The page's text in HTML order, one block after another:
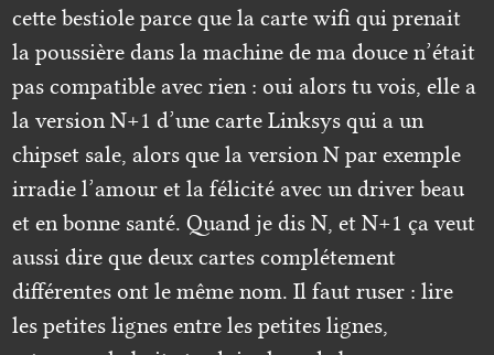
cette bestiole parce que la carte wifi qui prenait
la poussière dans la machine de ma douce n’était
pas compatible avec rien : oui alors tu vois, elle a
la version N+1 d’une carte Linksys qui a un
chipset sale, alors que la version N par exemple
irradie l’amour et la félicité avec un driver beau
et en bonne santé. Quand je dis N, et N+1 ça veut
aussi dire que deux cartes complétement
différentes ont le même nom. Il faut ruser : lire
les petites lignes entre les petites lignes,